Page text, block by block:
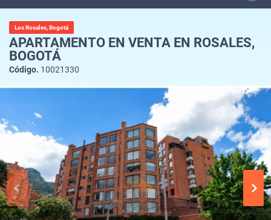
Los Rosales, Bogotá
APARTAMENTO EN VENTA EN ROSALES,
BOGOTÁ
Código. 10021330